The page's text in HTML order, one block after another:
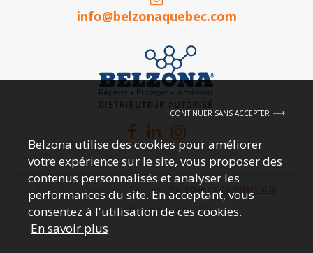
CONTINUER SANS ACCEPTER
Belzona utilise des cookies pour améliorer
votre expérience sur le site, vous proposer des
contenus personnalisés et analyser les
performances du site. En acceptant, vous
consentez à l'utilisation de ces cookies.
En savoir plus
info@belzonaquebec.com
Tous droits réservés © Belzona | Politique de confidentialité
Conception web | La boîte.